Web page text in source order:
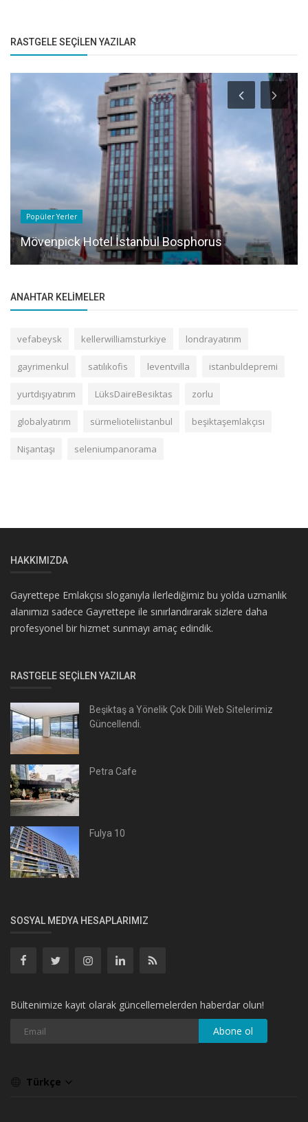
RASTGELE SEÇILEN YAZILAR
Popüler Yerler
Mövenpick Hotel İstanbul Bosphorus
ANAHTAR KELIMELER
vefabeysk kellerwilliamsturkiye londrayatırım
gayrimenkul satılıkofis leventvilla istanbuldepremi
yurtdışıyatırım LüksDaireBesiktas zorlu
globalyatırım sürmelioteliistanbul beşiktaşemlakçısı
Nişantaşı seleniumpanorama
HAKKIMIZDA
Gayrettepe Emlakçısı sloganıyla ilerlediğimiz bu yolda uzmanlık
alanımızı sadece Gayrettepe ile sınırlandırarak sizlere daha
profesyonel bir hizmet sunmayı amaç edindik.
RASTGELE SEÇILEN YAZILAR
Beşiktaş a Yönelik Çok Dilli Web Sitelerimiz
Güncellendi.
Petra Cafe
Fulya 10
SOSYAL MEDYA HESAPLARIMIZ
Bültenimize kayıt olarak güncellemelerden haberdar olun!
Abone ol
Türkçe